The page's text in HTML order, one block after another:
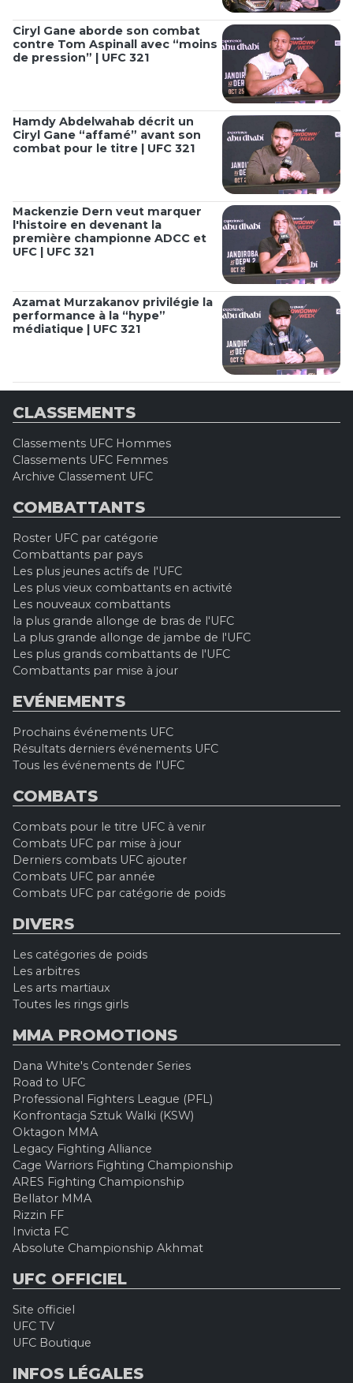
Ciryl Gane aborde son combat
contre Tom Aspinall avec “moins
de pression” | UFC 321
Hamdy Abdelwahab décrit un
Ciryl Gane “affamé” avant son
combat pour le titre | UFC 321
Mackenzie Dern veut marquer
l'histoire en devenant la
première championne ADCC et
UFC | UFC 321
Azamat Murzakanov privilégie la
performance à la “hype”
médiatique | UFC 321
CLASSEMENTS
Classements UFC Hommes
Classements UFC Femmes
Archive Classement UFC
COMBATTANTS
Roster UFC par catégorie
Combattants par pays
Les plus jeunes actifs de l'UFC
Les plus vieux combattants en activité
Les nouveaux combattants
la plus grande allonge de bras de l'UFC
La plus grande allonge de jambe de l'UFC
Les plus grands combattants de l'UFC
Combattants par mise à jour
EVÉNEMENTS
Prochains événements UFC
Résultats derniers événements UFC
Tous les événements de l'UFC
COMBATS
Combats pour le titre UFC à venir
Combats UFC par mise à jour
Derniers combats UFC ajouter
Combats UFC par année
Combats UFC par catégorie de poids
DIVERS
Les catégories de poids
Les arbitres
Les arts martiaux
Toutes les rings girls
MMA PROMOTIONS
Dana White's Contender Series
Road to UFC
Professional Fighters League (PFL)
Konfrontacja Sztuk Walki (KSW)
Oktagon MMA
Legacy Fighting Alliance
Cage Warriors Fighting Championship
ARES Fighting Championship
Bellator MMA
Rizzin FF
Invicta FC
Absolute Championship Akhmat
UFC OFFICIEL
Site officiel
UFC TV
UFC Boutique
INFOS LÉGALES